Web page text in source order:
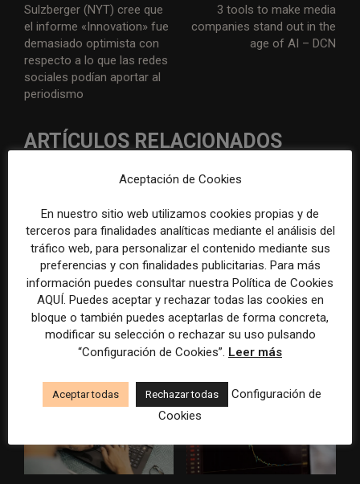
Sulzberger (NYT) cree que
el informe «Innovation» fue
demasiado optimista con
respecto a lo que las redes
sociales podían aportar al
periodismo
3 tools to make media
companies stand out in the
age of AI – DCN
ARTÍCULOS RELACIONADOS
El gran problema
tecnológico de los medios ya
no es la falta de
herramientas, sino su
desconexión
WAN-IFRA reúne las
principales estrategias de los
medios ante la IA, la pérdida
de ingresos y los cambios de
consumo
Aceptación de Cookies
En nuestro sitio web utilizamos cookies propias y de
terceros para finalidades analíticas mediante el análisis del
tráfico web, para personalizar el contenido mediante sus
preferencias y con finalidades publicitarias. Para más
información puedes consultar nuestra Política de Cookies
AQUÍ. Puedes aceptar y rechazar todas las cookies en
bloque o también puedes aceptarlas de forma concreta,
modificar su selección o rechazar su uso pulsando
“Configuración de Cookies”. Leer más
Aceptar todas Rechazar todas
Configuración de
Cookies